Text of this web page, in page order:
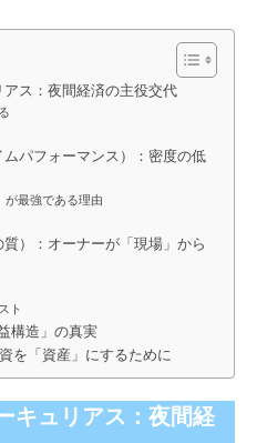
ス：夜間経済の主役交代
パフォーマンス）：密度の低
が最強である理由
）：オーナーが「現場」から
ト
構造」の真実
を「資産」にするために
キュリアス：夜間経